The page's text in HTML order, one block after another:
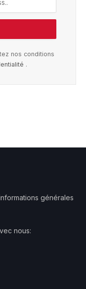
nos conditions
.
générales
nous: